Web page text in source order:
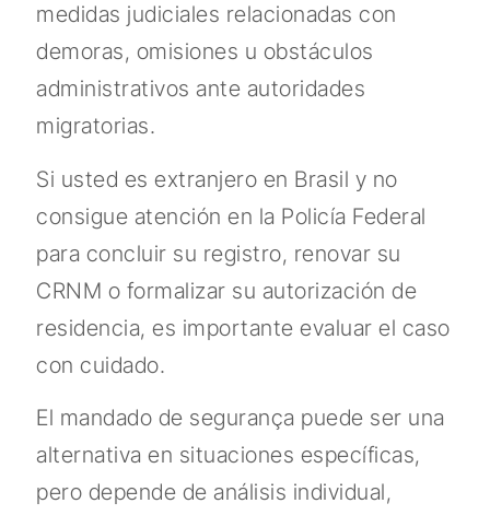
medidas judiciales relacionadas con
demoras, omisiones u obstáculos
administrativos ante autoridades
migratorias.
Si usted es extranjero en Brasil y no
consigue atención en la Policía Federal
para concluir su registro, renovar su
CRNM o formalizar su autorización de
residencia, es importante evaluar el caso
con cuidado.
El mandado de segurança puede ser una
alternativa en situaciones específicas,
pero depende de análisis individual,